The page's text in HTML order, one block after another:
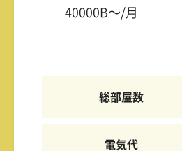
40000B〜/月
総部屋数
電気代